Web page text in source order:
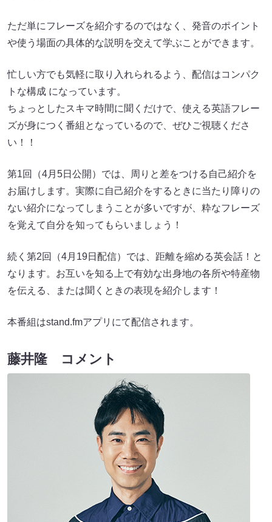
ただ単にフレーズを紹介するのではなく、発音のポイント
や使う場面の具体的な説明を交えて学ぶことができます。
忙しい方でも気軽に取り入れられるよう、配信はコンパク
トな構成 になっています。
ちょっとしたスキマ時間に聞くだけで、使える英語フレー
ズが身につく番組となっているので、ぜひご視聴くださ
い！！
第1回（4月5日公開）では、周りと差をつける自己紹介を
お届けします。実際に自己紹介をするときに当たり障りの
ない紹介になってしまうことが多いですが、粋なフレーズ
を覚えて自分を知ってもらいましょう！
続く第2回（4月19日配信）では、距離を縮める英会話！と
なります。お互いを知る上で有効な出身地の各所や特産物
を伝える、または聞くときの表現を紹介します！
本番組はstand.fmアプリにて配信されます。
藤井隆 コメント